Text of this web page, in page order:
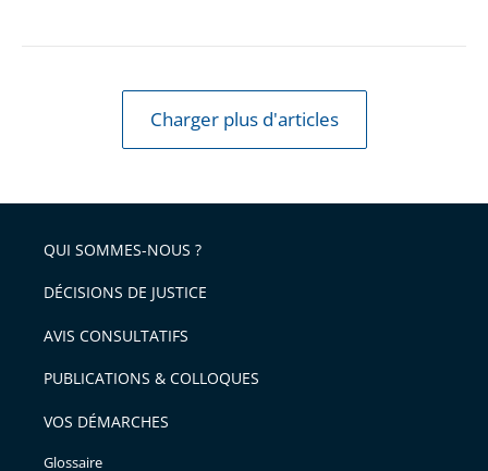
Charger plus d'articles
QUI SOMMES-NOUS ?
DÉCISIONS DE JUSTICE
AVIS CONSULTATIFS
PUBLICATIONS & COLLOQUES
VOS DÉMARCHES
Glossaire